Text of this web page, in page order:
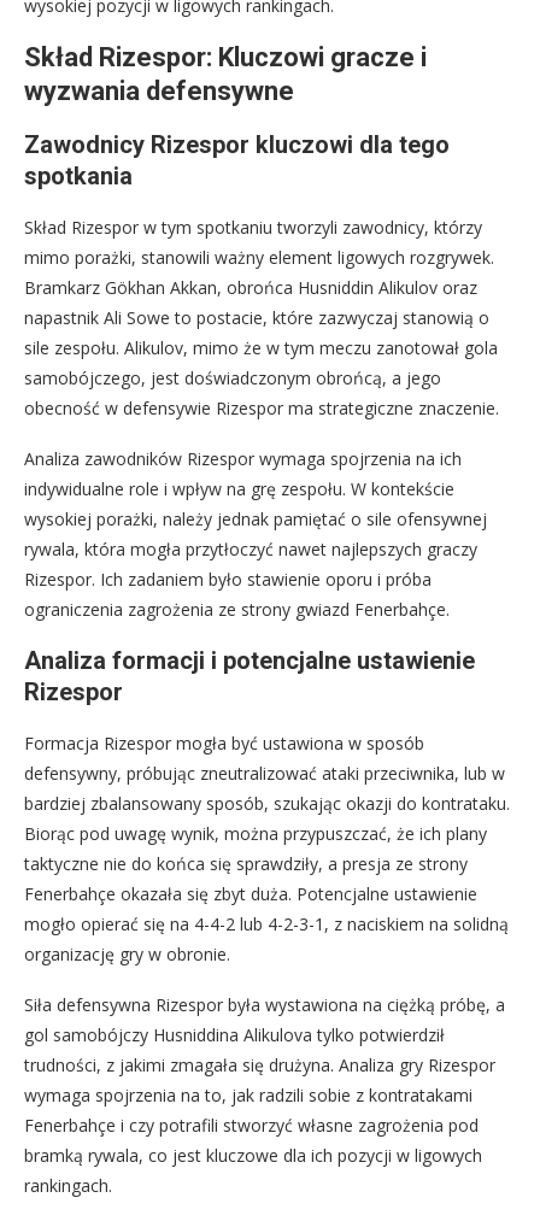
wysokiej pozycji w ligowych rankingach.
Skład Rizespor: Kluczowi gracze i
wyzwania defensywne
Zawodnicy Rizespor kluczowi dla tego
spotkania
Skład Rizespor w tym spotkaniu tworzyli zawodnicy, którzy
mimo porażki, stanowili ważny element ligowych rozgrywek.
Bramkarz Gökhan Akkan, obrońca Husniddin Alikulov oraz
napastnik Ali Sowe to postacie, które zazwyczaj stanowią o
sile zespołu. Alikulov, mimo że w tym meczu zanotował gola
samobójczego, jest doświadczonym obrońcą, a jego
obecność w defensywie Rizespor ma strategiczne znaczenie.
Analiza zawodników Rizespor wymaga spojrzenia na ich
indywidualne role i wpływ na grę zespołu. W kontekście
wysokiej porażki, należy jednak pamiętać o sile ofensywnej
rywala, która mogła przytłoczyć nawet najlepszych graczy
Rizespor. Ich zadaniem było stawienie oporu i próba
ograniczenia zagrożenia ze strony gwiazd Fenerbahçe.
Analiza formacji i potencjalne ustawienie
Rizespor
Formacja Rizespor mogła być ustawiona w sposób
defensywny, próbując zneutralizować ataki przeciwnika, lub w
bardziej zbalansowany sposób, szukając okazji do kontrataku.
Biorąc pod uwagę wynik, można przypuszczać, że ich plany
taktyczne nie do końca się sprawdziły, a presja ze strony
Fenerbahçe okazała się zbyt duża. Potencjalne ustawienie
mogło opierać się na 4-4-2 lub 4-2-3-1, z naciskiem na solidną
organizację gry w obronie.
Siła defensywna Rizespor była wystawiona na ciężką próbę, a
gol samobójczy Husniddina Alikulova tylko potwierdził
trudności, z jakimi zmagała się drużyna. Analiza gry Rizespor
wymaga spojrzenia na to, jak radzili sobie z kontratakami
Fenerbahçe i czy potrafili stworzyć własne zagrożenia pod
bramką rywala, co jest kluczowe dla ich pozycji w ligowych
rankingach.